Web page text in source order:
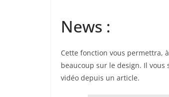
News :
Cette fonction vous permettra,
beaucoup sur le design. Il
vidéo depuis un article.